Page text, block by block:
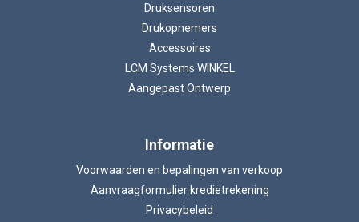
Druksensoren
Drukopnemers
Accessoires
LCM Systems WINKEL
Aangepast Ontwerp
Informatie
Voorwaarden en bepalingen van verkoop
Aanvraagformulier kredietrekening
Privacybeleid